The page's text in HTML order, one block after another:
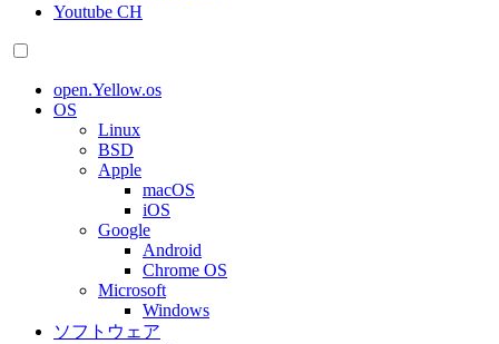
Youtube CH
open.Yellow.os
OS
Linux
BSD
Apple
macOS
iOS
Google
Android
Chrome OS
Microsoft
Windows
ソフトウェア